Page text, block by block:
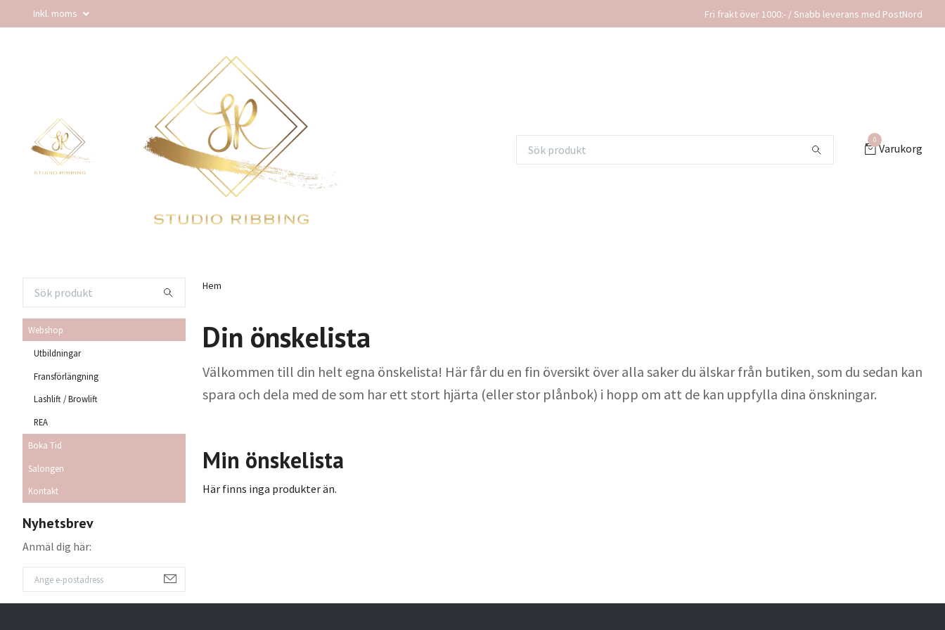
Inkl. moms Fri frakt över 1000:- / Snabb leverans med PostNord
0
Varukorg
Webshop
Utbildningar
Fransförlängning
Lashlift / Browlift
REA
Boka Tid
Salongen
Kontakt
Nyhetsbrev
Anmäl dig här:
Hem
Din önskelista
Välkommen till din helt egna önskelista! Här får du en fin översikt över alla saker du älskar från butiken, som du sedan kan
spara och dela med de som har ett stort hjärta (eller stor plånbok) i hopp om att de kan uppfylla dina önskningar.
Min önskelista
Här finns inga produkter än.